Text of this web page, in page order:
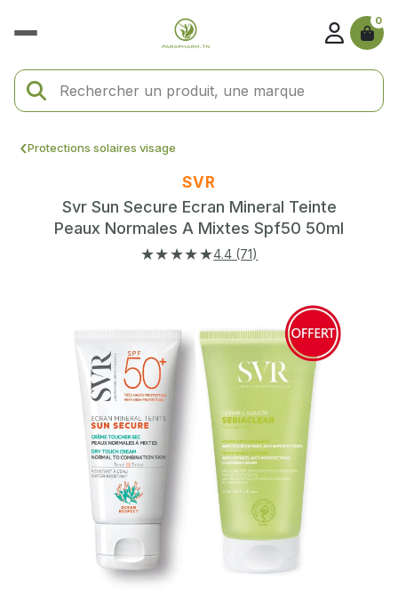
0
Protections solaires visage
SVR
Svr Sun Secure Ecran Mineral Teinte
Peaux Normales A Mixtes Spf50 50ml
★★★★★4.4 (71)